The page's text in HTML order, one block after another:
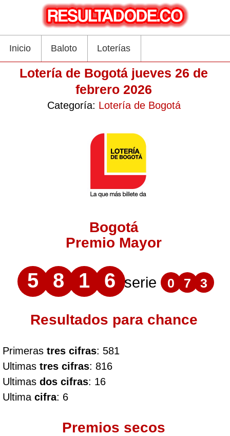
Inicio Baloto Loterías
Lotería de Bogotá jueves 26 de
febrero 2026
Categoría: Lotería de Bogotá
Bogotá
Premio Mayor
5 8 1 6 serie 0 7 3
Resultados para chance
Primeras tres cifras: 581
Ultimas tres cifras: 816
Ultimas dos cifras: 16
Ultima cifra: 6
Premios secos